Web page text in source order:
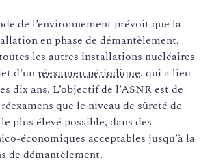
de l’environnement prévoit que la
en phase de démantèlement,
les autres installations nucléaires
d’unréexamen périodique, qui a lieu
dix ans. L’objectif de l’ASNR est de
réexamens que le niveau de sûreté de
plus élevé possible, dans des
économiques acceptables jusqu’à la
de démantèlement.